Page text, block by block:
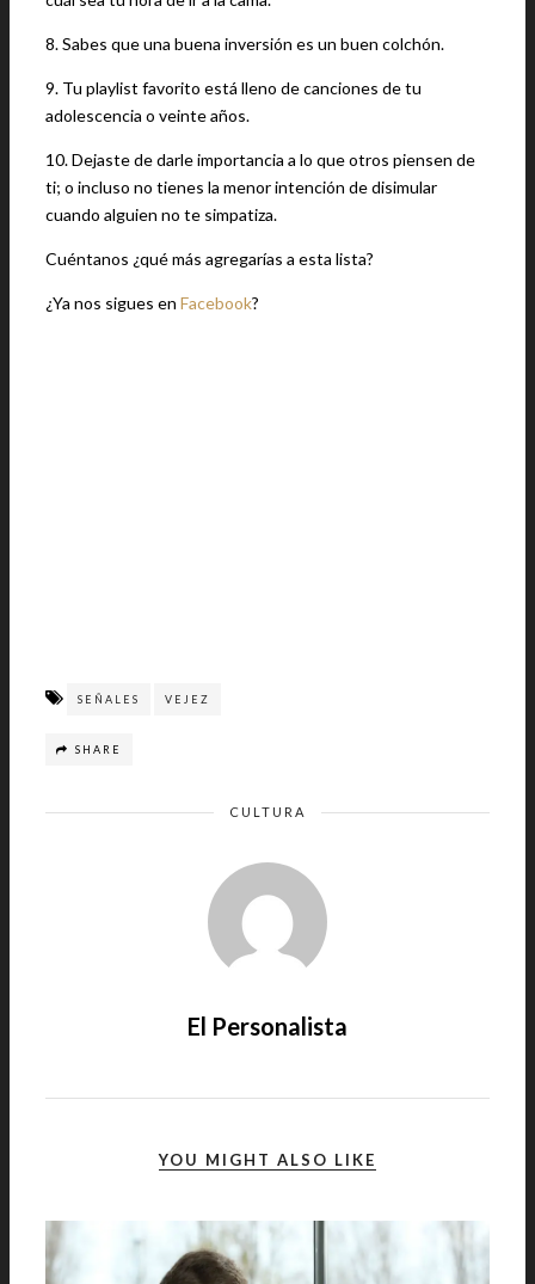
8. Sabes que una buena inversión es un buen colchón.
9. Tu playlist favorito está lleno de canciones de tu
adolescencia o veinte años.
10. Dejaste de darle importancia a lo que otros piensen de
ti; o incluso no tienes la menor intención de disimular
cuando alguien no te simpatiza.
Cuéntanos ¿qué más agregarías a esta lista?
¿Ya nos sigues en Facebook?
SEÑALES VEJEZ
SHARE
CULTURA
El Personalista
YOU MIGHT ALSO LIKE